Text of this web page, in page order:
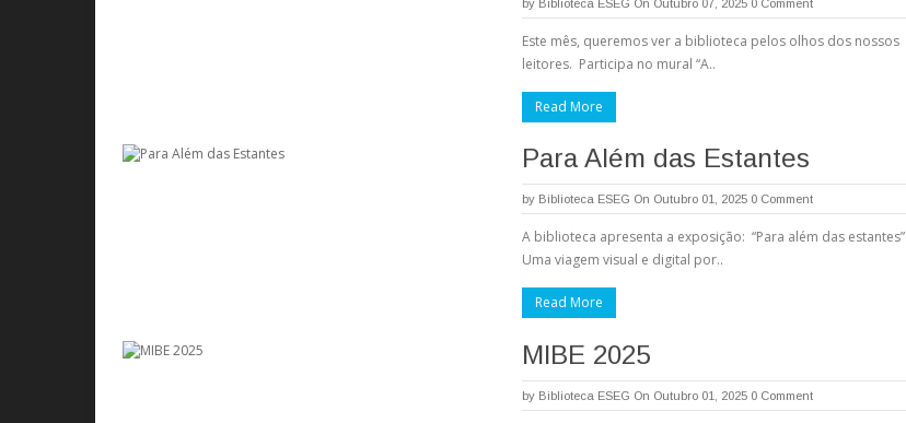
by Biblioteca ESEG On Outubro 07, 2025 0 Comment
Este mês, queremos ver a biblioteca pelos olhos dos nossos
leitores. Participa no mural “A..
Read More
Para Além das Estantes
by Biblioteca ESEG On Outubro 01, 2025 0 Comment
A biblioteca apresenta a exposição: “Para além das estantes”
Uma viagem visual e digital por..
Read More
MIBE 2025
by Biblioteca ESEG On Outubro 01, 2025 0 Comment